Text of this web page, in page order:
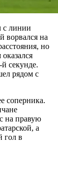
с линии
ворвался на
но
секунде.
рядом с
соперника.
на правую
а
гол в